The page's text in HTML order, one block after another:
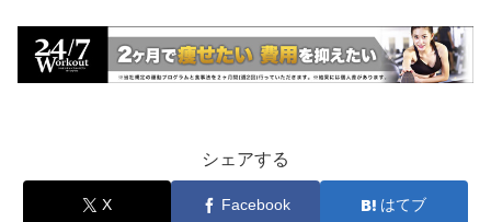
シェアする
X Facebook はてブ